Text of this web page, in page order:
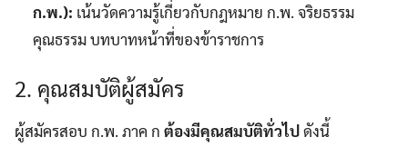
ก.พ.): เน้นวัดความรู้เกี่ยวกับกฎหมาย ก.พ. จริยธรรม
คุณธรรม บทบาทหน้าที่ของข้าราชการ
2. คุณสมบัติผู้สมัคร
ผู้สมัครสอบ ก.พ. ภาค ก ต้องมีคุณสมบัติทั่วไปดังนี้